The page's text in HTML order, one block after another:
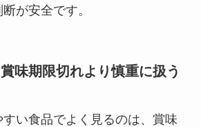
が安全です。
味期限切れより慎重に扱う
い食品でよく見るのは、賞味